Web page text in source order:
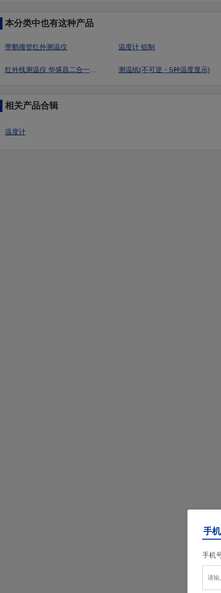
本分类中也有这种产品
带鹅颈管红外测温仪 温度计 铝制
测温纸(不可逆・5种温度显示)
相关产品合辑
温度计